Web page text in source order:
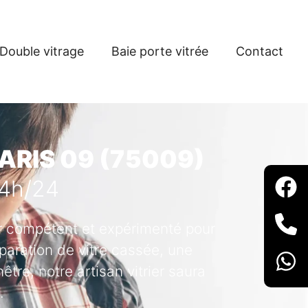
Double vitrage Baie porte vitrée Contact
09 (75009)
24
et expérimenté pour
de vitre cassée, une
notre artisan vitrier saura